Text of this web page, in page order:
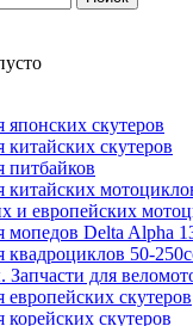
японских скутеров
китайских скутеров
питбайков
китайских
и европейских
мопедов Delta Alpha
квадроциклов 50-
для
европейских скутеров
корейских скутеров